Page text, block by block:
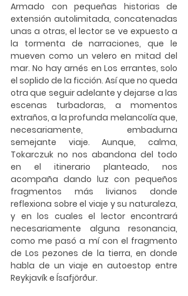
Armado con pequeñas historias de
extensión autolimitada, concatenadas
unas a otras, el lector se ve expuesto a
la tormenta de narraciones, que le
mueven como un velero en mitad del
mar. No hay arnés en Los errantes, solo
el soplido de la ficción. Así que no queda
otra que seguir adelante y dejarse a las
escenas turbadoras, a momentos
extraños, a la profunda melancolía que,
necesariamente, embadurna
semejante viaje. Aunque, calma,
Tokarczuk no nos abandona del todo
en el itinerario planteado, nos
acompaña dando luz con pequeños
fragmentos más livianos donde
reflexiona sobre el viaje y su naturaleza,
y en los cuales el lector encontrará
necesariamente alguna resonancia,
como me pasó a mí con el fragmento
de Los pezones de la tierra, en donde
habla de un viaje en autoestop entre
Reykjavík e Ísafjörður.